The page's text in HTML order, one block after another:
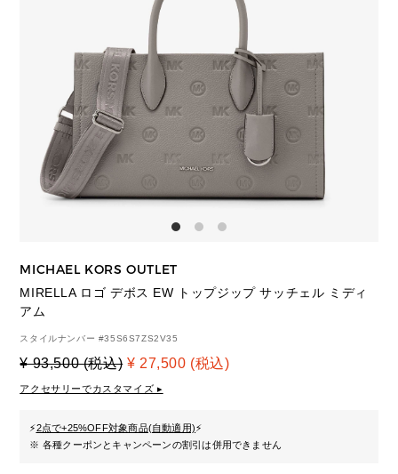
MICHAEL KORS OUTLET
MIRELLA ロゴ デボス EW トップジップ サッチェル ミディ
アム
スタイルナンバー #35S6S7ZS2V35
¥ 93,500 (税込) ¥ 27,500 (税込)
アクセサリーでカスタマイズ ▸
⚡2点で+25%OFF対象商品(自動適用)⚡
※ 各種クーポンとキャンペーンの割引は併用できません